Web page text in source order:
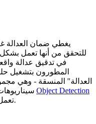
يغطي ضمان العدالة
للتحقق من أنها تعمل
المطورون بتشغيل
العدالة" المنسقة - وهي
Object Detection
تعمل بشكل جيد بنفس القدر لجميع الحالات.